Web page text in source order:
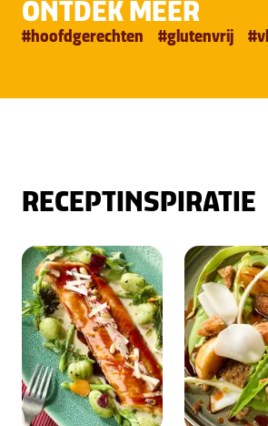
ONTDEK MEER
#hoofdgerechten #glutenvrij #
RECEPTINSPIRATIE